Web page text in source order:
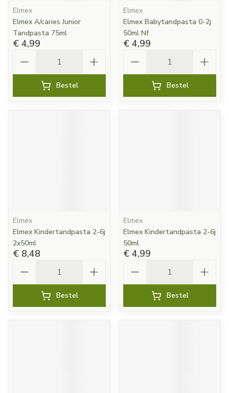
Elmex
Elmex A/caries Junior
Tandpasta 75ml
€ 4,99
Bestel
Elmex
Elmex Babytandpasta 0-2j
50ml Nf
€ 4,99
Bestel
Elmex
Elmex Kindertandpasta 2-6j
2x50ml
€ 8,48
Bestel
Elmex
Elmex Kindertandpasta 2-6j
50ml
€ 4,99
Bestel